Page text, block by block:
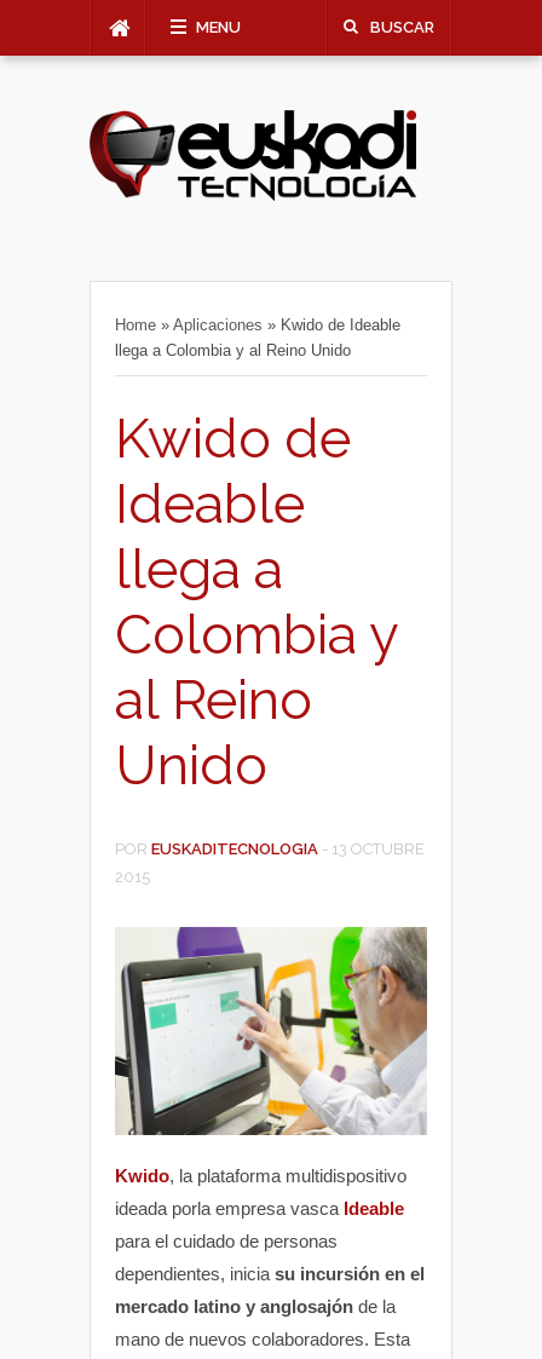
MENU BUSCAR
Home » Aplicaciones » Kwido de Ideable
llega a Colombia y al Reino Unido
Kwido de
Ideable
llega a
Colombia y
al Reino
Unido
POR EUSKADITECNOLOGIA - 13 OCTUBRE
2015
Kwido, la plataforma multidispositivo
ideada porla empresa vasca Ideable
para el cuidado de personas
dependientes, inicia su incursión en el
mercado latino y anglosajón de la
mano de nuevos colaboradores. Esta